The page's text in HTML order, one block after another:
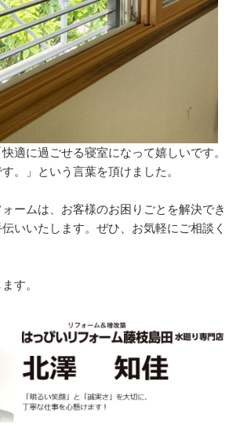
適に過ごせる寝室になって嬉しいです。
。」という言葉を頂けました。
ームは、お客様のお困りごとを解決でき
いいたします。ぜひ、お気軽にご相談く
す。